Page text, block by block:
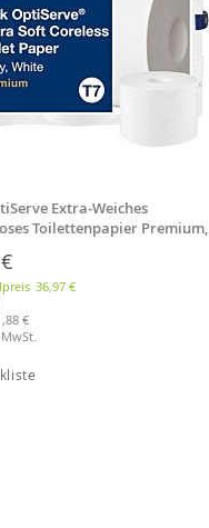
Extra-Weiches
Toilettenpapier Premium,
36,97 €
€